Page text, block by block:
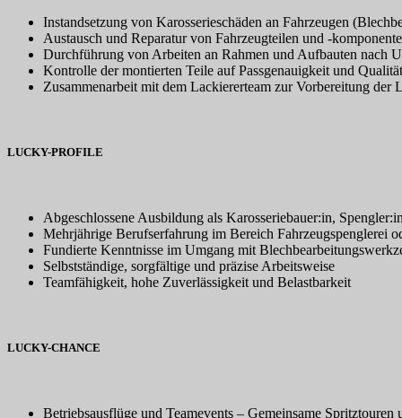
Instandsetzung von Karosserieschäden an Fahrzeugen
Austausch und Reparatur von Fahrzeugteilen und -
Durchführung von Arbeiten an Rahmen und Aufbauten nach
Kontrolle der montierten Teile auf Passgenauigkeit und Qualität
Zusammenarbeit mit dem Lackiererteam zur Vorbereitung der
LUCKY-PROFILE
Abgeschlossene Ausbildung als Karosseriebauer:in,
Mehrjährige Berufserfahrung im Bereich Fahrzeugspenglerei
Fundierte Kenntnisse im Umgang mit
Selbstständige, sorgfältige und präzise Arbeitsweise
Teamfähigkeit, hohe Zuverlässigkeit und Belastbarkeit
LUCKY-CHANCE
Betriebsausflüge und Teamevents – Gemeinsame Spritztouren